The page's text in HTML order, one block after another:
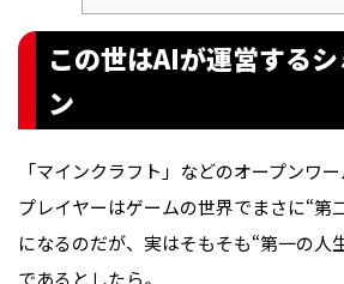
この世はAIが運営する
ン
「マインクラフト」などのオープンワー
プレイヤーはゲームの世界でまさに“第
になるのだが、実はそもそも“第一の人
であるとしたら――。